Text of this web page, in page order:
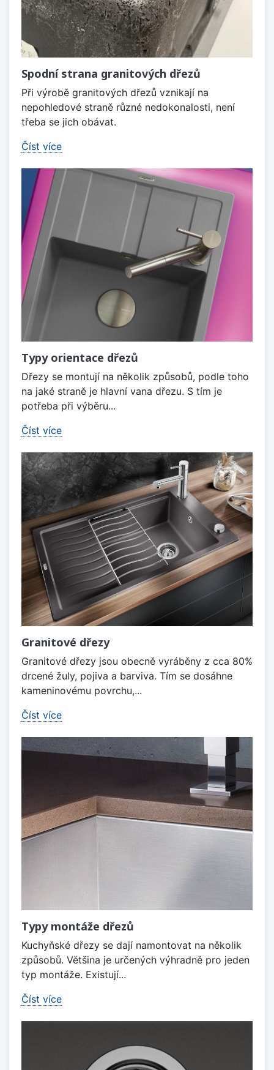
Spodní strana granitových dřezů
Při výrobě granitových dřezů vznikají na
nepohledové straně různé nedokonalosti, není
třeba se jich obávat.
Číst více
Typy orientace dřezů
Dřezy se montují na několik způsobů, podle toho
na jaké straně je hlavní vana dřezu. S tím je
potřeba při výběru...
Číst více
Granitové dřezy
Granitové dřezy jsou obecně vyráběny z cca 80%
drcené žuly, pojiva a barviva. Tím se dosáhne
kameninovému povrchu,...
Číst více
Typy montáže dřezů
Kuchyňské dřezy se dají namontovat na několik
způsobů. Většina je určených výhradně pro jeden
typ montáže. Existují...
Číst více